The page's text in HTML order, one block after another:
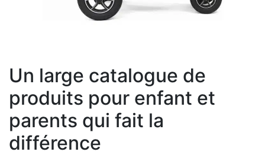
Un large catalogue de
produits pour enfant et
parents qui fait la
différence